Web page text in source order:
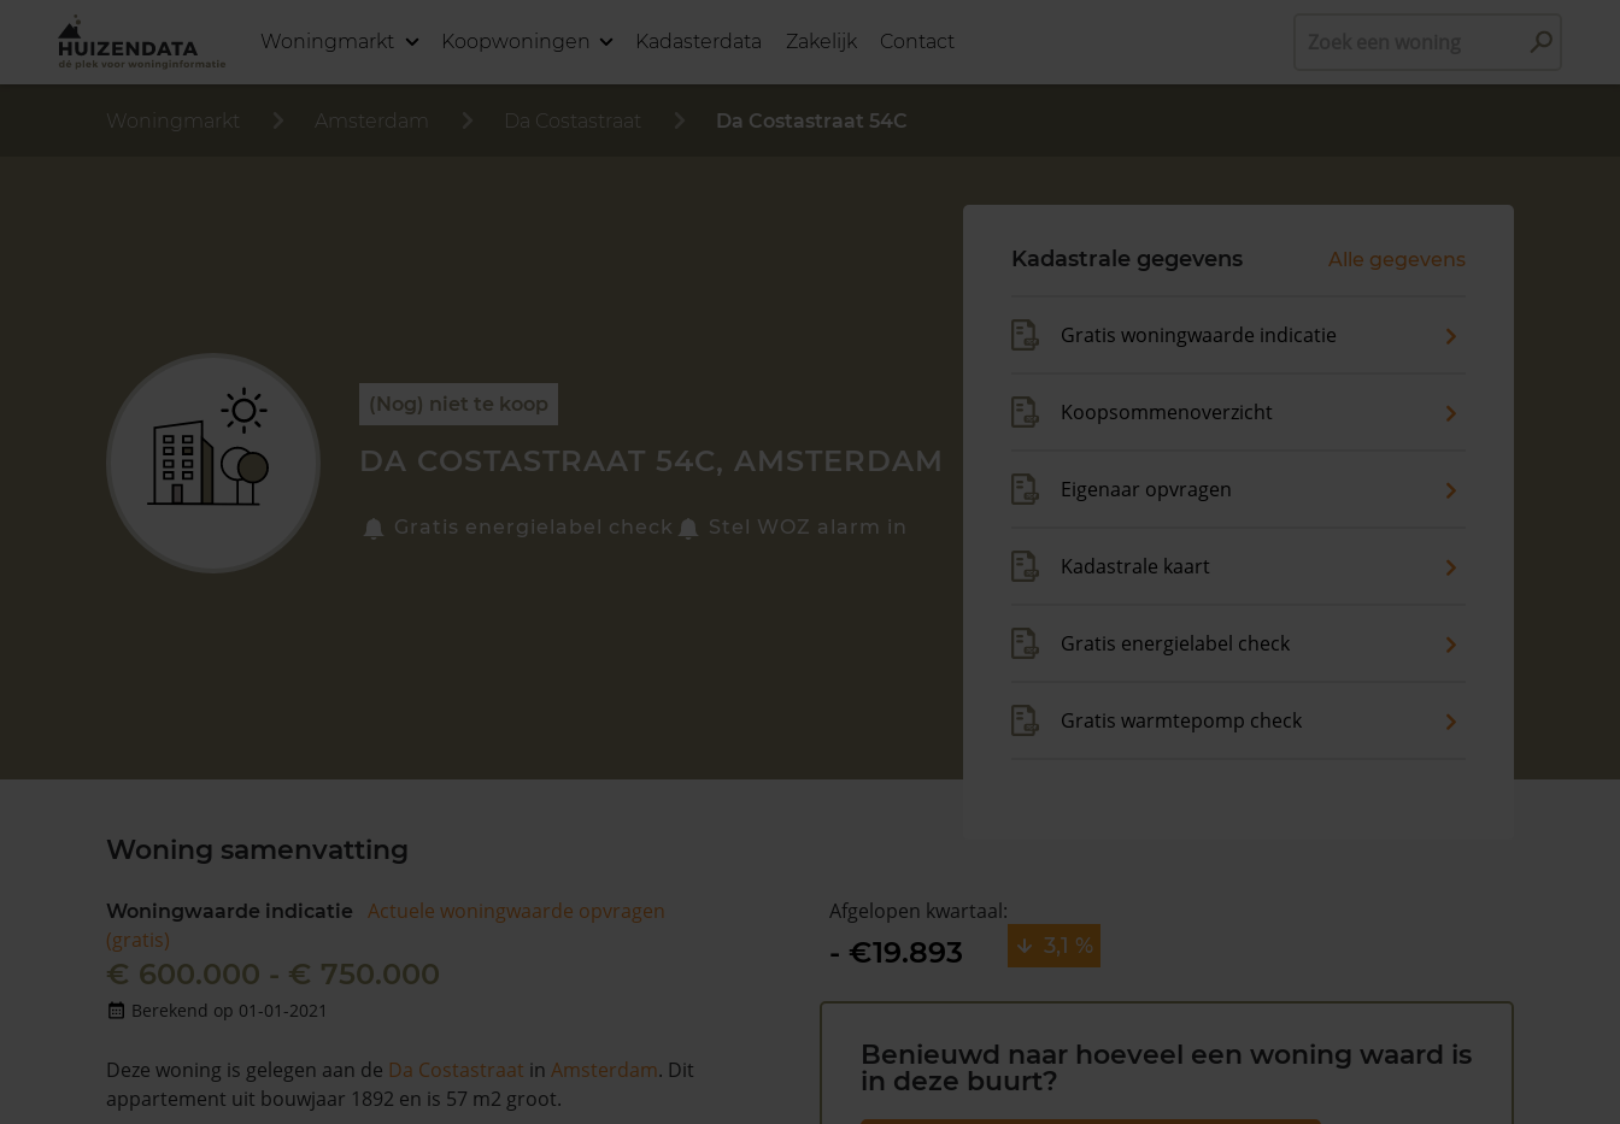
Woningmarkt Koopwoningen Kadasterdata Zakelijk Contact
Woningmarkt Amsterdam Da Costastraat Da Costastraat 54C
(Nog) niet te koop
DA COSTASTRAAT 54C, AMSTERDAM
Gratis energielabel check Stel WOZ alarm in
Kadastrale gegevens Alle gegevens
Gratis woningwaarde indicatie
Koopsommenoverzicht
Eigenaar opvragen
Kadastrale kaart
Gratis energielabel check
Gratis warmtepomp check
Woning samenvatting
Woningwaarde indicatie
Actuele woningwaarde opvragen
(gratis)
€ 600.000 - € 750.000
Berekend op 01-01-2021
Deze woning is gelegen aan de Da Costastraat in Amsterdam. Dit
appartement uit bouwjaar 1892 en is 57 m2 groot.
Afgelopen kwartaal:
- €19.893 3,1 %
Benieuwd naar hoeveel een woning waard is
in deze buurt?